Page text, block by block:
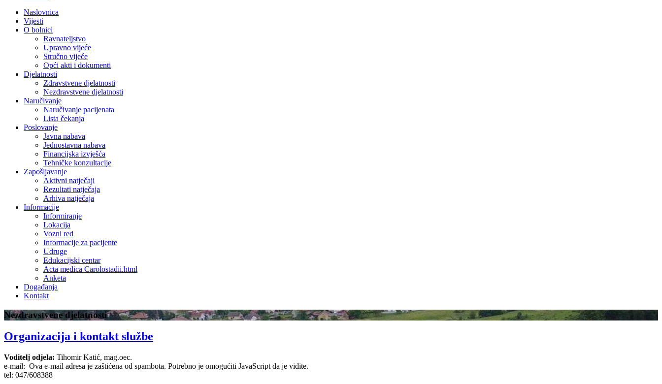
Naslovnica
Vijesti
O bolnici
Ravnateljstvo
Upravno vijeće
Stručno vijeće
Opći akti i dokumenti
Djelatnosti
Zdravstvene djelatnosti
Nezdravstvene djelatnosti
Naručivanje
Naručivanje pacijenata
Lista čekanja
Poslovanje
Javna nabava
Jednostavna nabava
Financijska izvješća
Tehničke konzultacije
Zapošljavanje
Aktivni natječaji
Rezultati natječaja
Arhiva natječaja
Informacije
Informiranje
Lokacija
Vozni red
Informacije za pacijente
Udruge
Edukacijski centar
Acta medica Carolostadii.html
Anketa
Događanja
Kontakt
Nezdravstvene djelatnosti
Organizacija i kontakt službe
Voditelj odjela: Tihomir Katić, mag.oec.
e-mail: Ova e-mail adresa je zaštićena od spambota. Potrebno je omogućiti JavaScript da je vidite.
tel: 047/608388